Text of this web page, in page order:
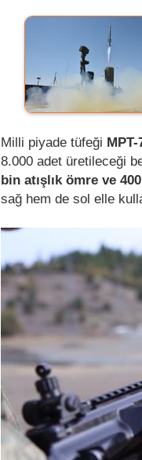
Milli piyade tüfeği
8.000 adet üretileceği
bin atışlık ömre ve
sağ hem de sol elle